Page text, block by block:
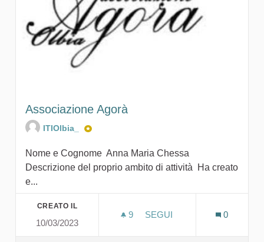
Associazione Agorà
ITIOlbia_
Nome e Cognome Anna Maria Chessa
Descrizione del proprio ambito di attività Ha creato
e...
CREATO IL
10/03/2023
9 9 SOSTENITORI
SEGUI
0